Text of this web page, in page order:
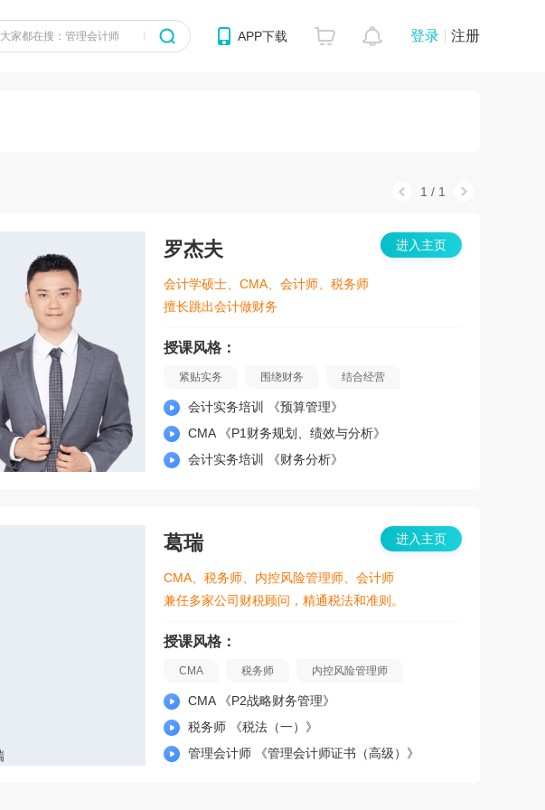
登录 注册
APP下载
大家都在搜：管理会计师
1 / 1
进入主页
罗杰夫
会计学硕士、CMA、会计师、税务师
擅长跳出会计做财务
授课风格：
紧贴实务 围绕财务 结合经营
会计实务培训 《预算管理》
CMA 《P1财务规划、绩效与分析》
会计实务培训 《财务分析》
进入主页
葛瑞
CMA、税务师、内控风险管理师、会计师
兼任多家公司财税顾问，精通税法和准则。
授课风格：
CMA 税务师 内控风险管理师
CMA 《P2战略财务管理》
税务师 《税法（一）》
管理会计师 《管理会计师证书（高级）》